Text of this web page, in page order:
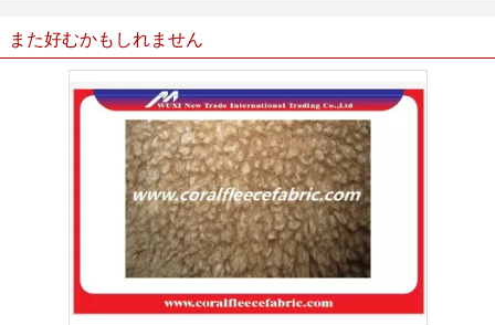
また好むかもしれません